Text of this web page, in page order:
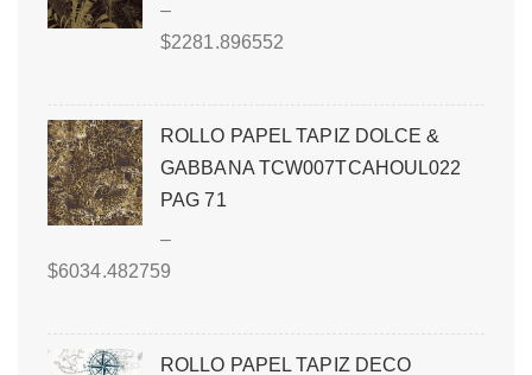
–
$2281.896552
ROLLO PAPEL TAPIZ DOLCE &
GABBANA TCW007TCAHOUL022
PAG 71
–
$6034.482759
ROLLO PAPEL TAPIZ DECO